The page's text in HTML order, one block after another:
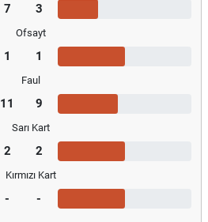
7 3
Ofsayt
1 1
Faul
11 9
Sarı Kart
2 2
Kırmızı Kart
- -